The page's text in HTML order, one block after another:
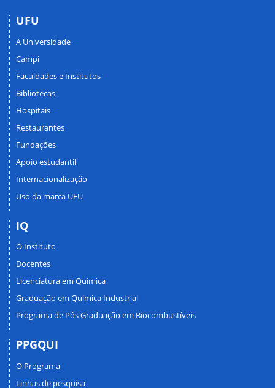
UFU
A Universidade
Campi
Faculdades e Institutos
Bibliotecas
Hospitais
Restaurantes
Fundações
Apoio estudantil
Internacionalização
Uso da marca UFU
IQ
O Instituto
Docentes
Licenciatura em Química
Graduação em Química Industrial
Programa de Pós Graduação em Biocombustíveis
PPGQUI
O Programa
Linhas de pesquisa